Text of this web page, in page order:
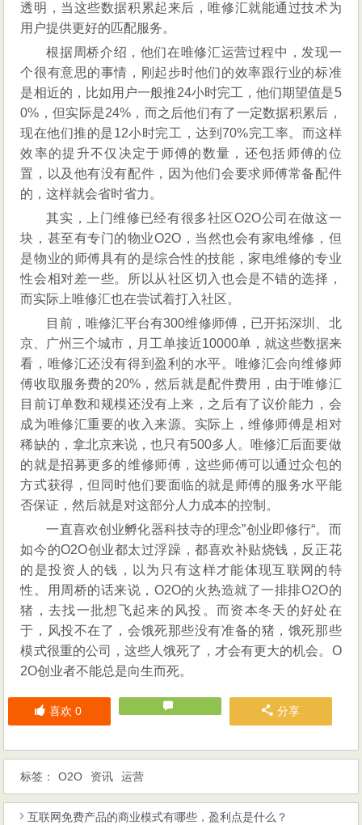
透明，当这些数据积累起来后，唯修汇就能通过技术为
用户提供更好的匹配服务。
根据周桥介绍，他们在唯修汇运营过程中，发现一
个很有意思的事情，刚起步时他们的效率跟行业的标准
是相近的，比如用户一般推24小时完工，他们期望值是5
0%，但实际是24%，而之后他们有了一定数据积累后，
现在他们推的是12小时完工，达到70%完工率。而这样
效率的提升不仅决定于师傅的数量，还包括师傅的位
置，以及他有没有配件，因为他们会要求师傅常备配件
的，这样就会省时省力。
其实，上门维修已经有很多社区O2O公司在做这一
块，甚至有专门的物业O2O，当然也会有家电维修，但
是物业的师傅具有的是综合性的技能，家电维修的专业
性会相对差一些。所以从社区切入也会是不错的选择，
而实际上唯修汇也在尝试着打入社区。
目前，唯修汇平台有300维修师傅，已开拓深圳、北
京、广州三个城市，月工单接近10000单，就这些数据来
看，唯修汇还没有得到盈利的水平。唯修汇会向维修师
傅收取服务费的20%，然后就是配件费用，由于唯修汇
目前订单数和规模还没有上来，之后有了议价能力，会
成为唯修汇重要的收入来源。实际上，维修师傅是相对
稀缺的，拿北京来说，也只有500多人。唯修汇后面要做
的就是招募更多的维修师傅，这些师傅可以通过众包的
方式获得，但同时他们要面临的就是师傅的服务水平能
否保证，然后就是对这部分人力成本的控制。
一直喜欢创业孵化器科技寺的理念”创业即修行“。而
如今的O2O创业都太过浮躁，都喜欢补贴烧钱，反正花
的是投资人的钱，以为只有这样才能体现互联网的特
性。用周桥的话来说，O2O的火热造就了一排排O2O的
猪，去找一批想飞起来的风投。而资本冬天的好处在
于，风投不在了，会饿死那些没有准备的猪，饿死那些
模式很重的公司，这些人饿死了，才会有更大的机会。O
2O创业者不能总是向生而死。
喜欢 0 分享
标签： O2O 资讯 运营
互联网免费产品的商业模式有哪些，盈利点是什么？